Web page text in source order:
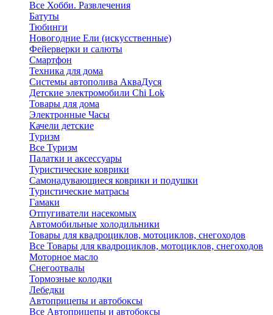
Все Хобби. Развлечения
Батуты
Тюбинги
Новогодние Ели (искусственные)
Фейерверки и салюты
Смартфон
Техника для дома
Системы автополива АкваДуся
Детские электромобили Chi Lok
Товары для дома
Электронные Часы
Качели детские
Туризм
Все Туризм
Палатки и аксессуары
Туристические коврики
Самонадувающиеся коврики и подушки
Туристические матрасы
Гамаки
Отпугиватели насекомых
Автомобильные холодильники
Товары для квадроциклов, мотоциклов, снегоходов
Все Товары для квадроциклов, мотоциклов, снегоходов
Моторное масло
Снегоотвалы
Тормозные колодки
Лебедки
Автоприцепы и автобоксы
Все Автоприцепы и автобоксы